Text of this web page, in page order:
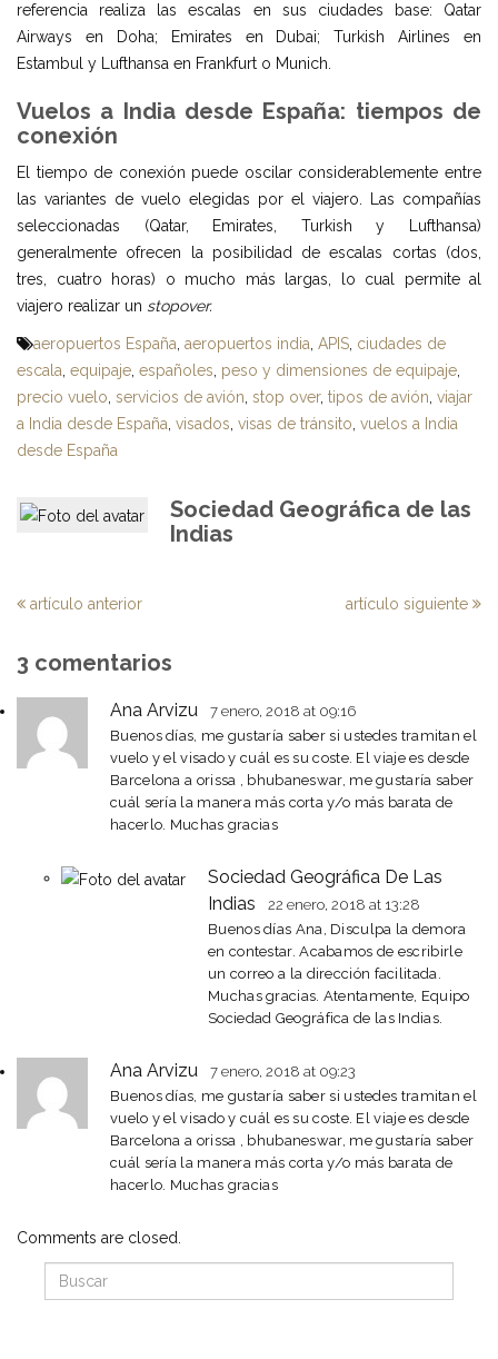
referencia realiza las escalas en sus ciudades base: Qatar
Airways en Doha; Emirates en Dubai; Turkish Airlines en
Estambul y Lufthansa en Frankfurt o Munich.
Vuelos a India desde España: tiempos de
conexión
El tiempo de conexión puede oscilar considerablemente entre
las variantes de vuelo elegidas por el viajero. Las compañías
seleccionadas (Qatar, Emirates, Turkish y Lufthansa)
generalmente ofrecen la posibilidad de escalas cortas (dos,
tres, cuatro horas) o mucho más largas, lo cual permite al
viajero realizar un stopover.
aeropuertos España, aeropuertos india, APIS, ciudades de
escala, equipaje, españoles, peso y dimensiones de equipaje,
precio vuelo, servicios de avión, stop over, tipos de avión, viajar
a India desde España, visados, visas de tránsito, vuelos a India
desde España
Sociedad Geográfica de las
Indias
artículo anterior artículo siguiente
3 comentarios
Ana Arvizu 7 enero, 2018 at 09:16
Buenos días, me gustaría saber si ustedes tramitan el
vuelo y el visado y cuál es su coste. El viaje es desde
Barcelona a orissa , bhubaneswar, me gustaría saber
cuál sería la manera más corta y/o más barata de
hacerlo. Muchas gracias
Sociedad Geográfica De Las
Indias
22 enero, 2018 at 13:28
Buenos días Ana, Disculpa la demora
en contestar. Acabamos de escribirle
un correo a la dirección facilitada.
Muchas gracias. Atentamente, Equipo
Sociedad Geográfica de las Indias.
Ana Arvizu 7 enero, 2018 at 09:23
Buenos días, me gustaría saber si ustedes tramitan el
vuelo y el visado y cuál es su coste. El viaje es desde
Barcelona a orissa , bhubaneswar, me gustaría saber
cuál sería la manera más corta y/o más barata de
hacerlo. Muchas gracias
Comments are closed.